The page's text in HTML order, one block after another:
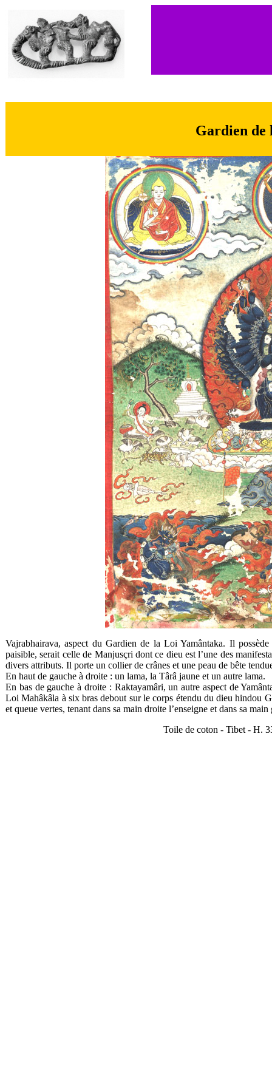
Gardien
Vajrabhairava, aspect du Gardien de la Loi Yamântaka. Il
paisible, serait celle de Manjusçri dont ce dieu est l’une des
divers attributs. Il porte un collier de crânes et une peau de bête
En haut de gauche à droite : un lama, la Târâ jaune et un autre lama.
En bas de gauche à droite : Raktayamâri, un autre aspect de
Loi Mahâkâla à six bras debout sur le corps étendu du dieu hindou
et queue vertes, tenant dans sa main droite l’enseigne et dans sa
Toile de coton - Tibet - H.